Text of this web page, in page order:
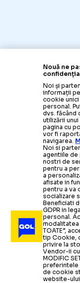
GIMNASTICA
„LA NAIBA, NU
Nouă ne
Noi și
informații
cookie
personal.
dvs. făcând
utilizării
pagina cu
vor fi
navigarea.
Noi si
agentiile de
nostri de
pentru a
a
afisate in
pentru a va
socializare
Beneficiati
GDPR in
personal.
TOATE”,
tip Cookie,
privire la
Vendor-ii cu
MODIFIC
preferintele
de cookie
website-